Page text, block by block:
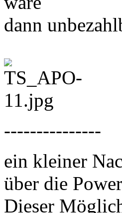
dann
---------------
ein kleiner
über die
Dieser